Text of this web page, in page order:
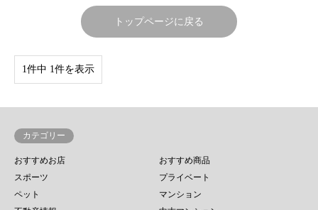
トップページに戻る
1件中 1件を表示
カテゴリー
おすすめお店
おすすめ商品
スポーツ
プライベート
ペット
マンション